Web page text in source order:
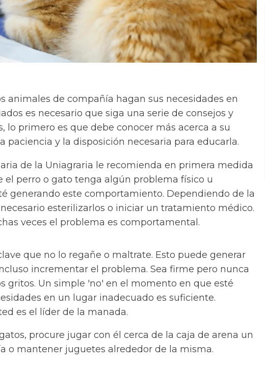
animales de compañía hagan sus necesidades en
es necesario que siga una serie de consejos y
lo primero es que debe conocer más acerca a su
paciencia y la disposición necesaria para educarla.
de la Uniagraria le recomienda en primera medida
el perro o gato tenga algún problema físico u
generando este comportamiento. Dependiendo de la
esterilizarlos o iniciar un tratamiento médico.
veces el problema es comportamental.
que no lo regañe o maltrate. Esto puede generar
incrementar el problema. Sea firme pero nunca
gritos. Un simple 'no' en el momento en que esté
en un lugar inadecuado es suficiente.
es el líder de la manada.
procure jugar con él cerca de la caja de arena un
o mantener juguetes alrededor de la misma.